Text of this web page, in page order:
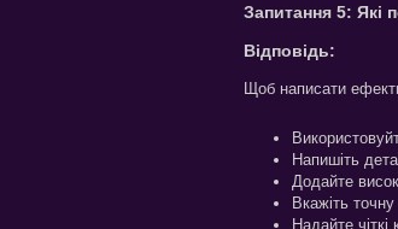
Запитання 5: Які
Відповідь:
Щоб написати
Напишіть
Додайте
Вкажіть
Надайте чіткі